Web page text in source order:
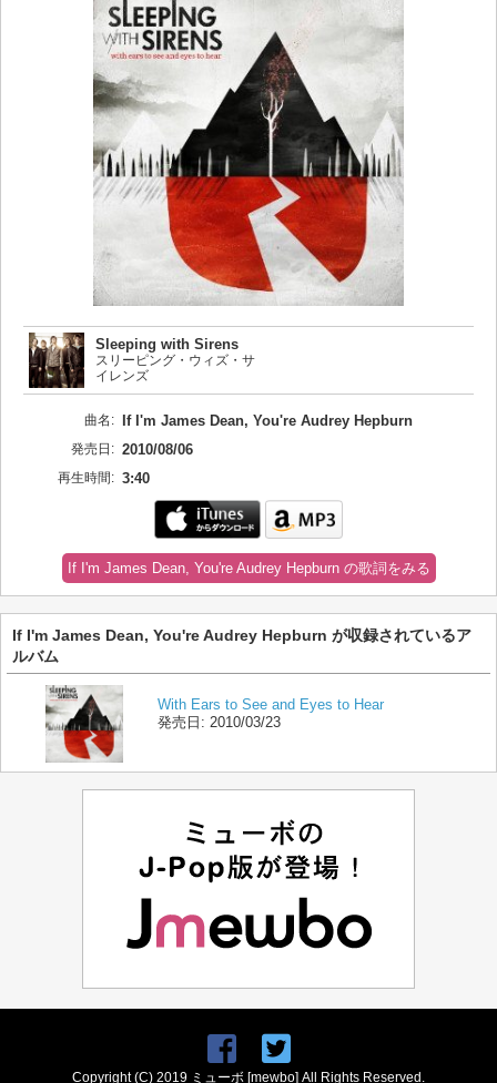
Sleeping with Sirens
スリーピング・ウィズ・サ
イレンズ
曲名: If I'm James Dean, You're Audrey Hepburn
発売日: 2010/08/06
再生時間: 3:40
If I'm James Dean, You're Audrey Hepburn の歌詞をみる
If I'm James Dean, You're Audrey Hepburn が収録されているア
ルバム
With Ears to See and Eyes to Hear
発売日: 2010/03/23
Copyright (C) 2019 ミューボ [mewbo] All Rights Reserved.